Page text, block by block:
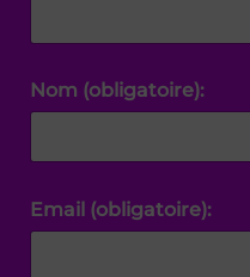
Nom (obligatoire):
Email (obligatoire):